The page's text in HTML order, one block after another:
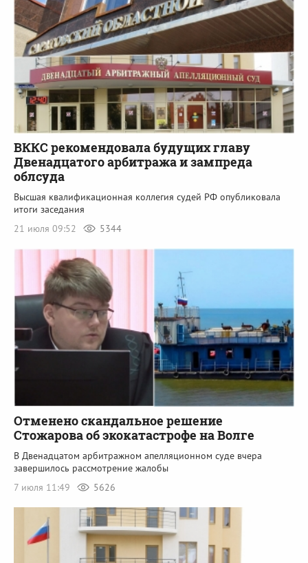
ВККС рекомендовала будущих главу
Двенадцатого арбитража и зампреда
облсуда
Высшая квалификационная коллегия судей РФ опубликовала
итоги заседания
21 июля 09:52
5344
Отменено скандальное решение
Стожарова об экокатастрофе на Волге
В Двенадцатом арбитражном апелляционном суде вчера
завершилось рассмотрение жалобы
7 июля 11:49
5626